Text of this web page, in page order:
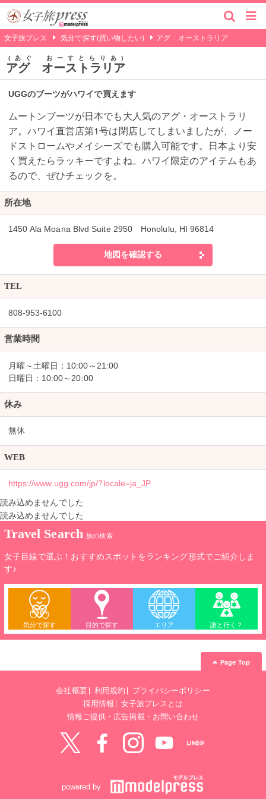
女子旅プレス 気分で探す(買い物したい) アグ オーストラリア
アグ オーストラリア
あぐ おーすとらりあ
UGGのブーツがハワイで買えます
ムートンブーツが日本でも大人気のアグ・オーストラリ
ア。ハワイ直営店第1号は閉店してしまいましたが、ノー
ドストロームやメイシーズでも購入可能です。日本より安
く買えたらラッキーですよね。ハワイ限定のアイテムもあ
るので、ぜひチェックを。
所在地
1450 Ala Moana Blvd Suite 2950 Honolulu, HI 96814
地図を確認する
TEL
808-953-6100
営業時間
月曜～土曜日：10:00～21:00
日曜日：10:00～20:00
休み
無休
WEB
https://www.ugg.com/jp/?locale=ja_JP
読み込めませんでした
読み込めませんでした
Travel Search 旅の検索
女子目線で選ぶ！おすすめスポットをランキング形式でご紹介しま
す♪
気分で探す 目的で探す エリア 誰と行く？
Page Top
会社概要 利用規約
プライバシーポリシー
採用情報
女子旅プレスとは
情報ご提供・広告掲載・お問い合わせ
powered by